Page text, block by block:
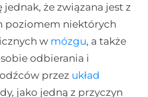
jednak, że związana jest z
poziomem niektórych
w mózgu, a także
odbierania i
przez układ
jako jedną z przyczyn